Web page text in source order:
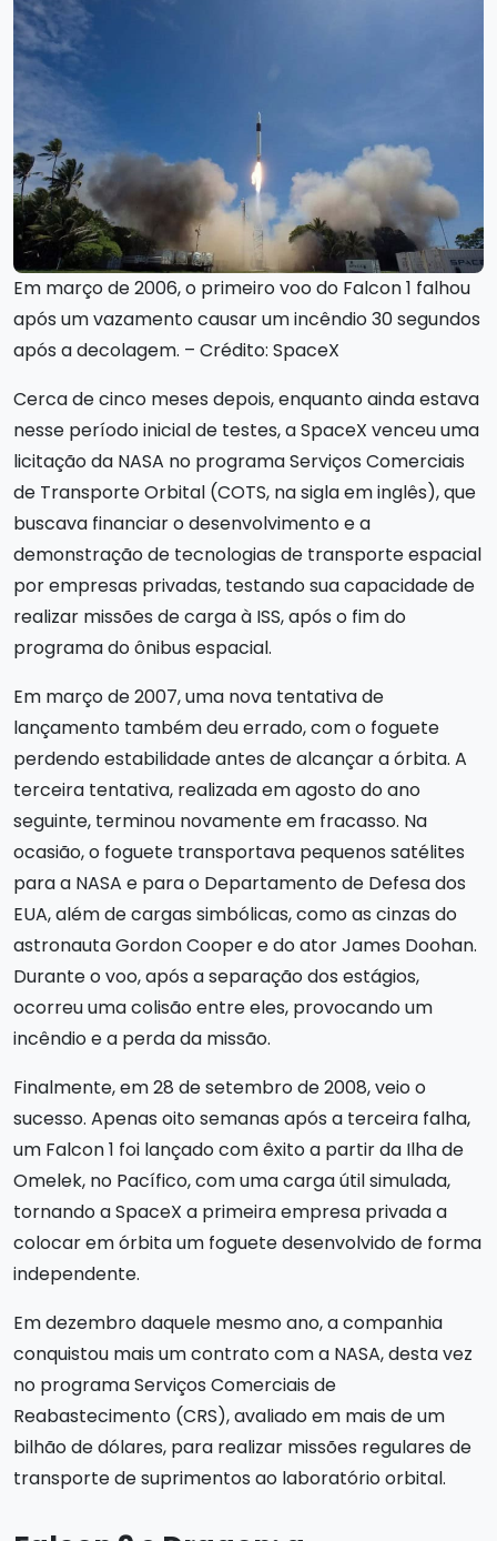
Em março de 2006, o primeiro voo do Falcon 1 falhou
após um vazamento causar um incêndio 30 segundos
após a decolagem. – Crédito: SpaceX
Cerca de cinco meses depois, enquanto ainda estava
nesse período inicial de testes, a SpaceX venceu uma
licitação da NASA no programa Serviços Comerciais
de Transporte Orbital (COTS, na sigla em inglês), que
buscava financiar o desenvolvimento e a
demonstração de tecnologias de transporte espacial
por empresas privadas, testando sua capacidade de
realizar missões de carga à ISS, após o fim do
programa do ônibus espacial.
Em março de 2007, uma nova tentativa de
lançamento também deu errado, com o foguete
perdendo estabilidade antes de alcançar a órbita. A
terceira tentativa, realizada em agosto do ano
seguinte, terminou novamente em fracasso. Na
ocasião, o foguete transportava pequenos satélites
para a NASA e para o Departamento de Defesa dos
EUA, além de cargas simbólicas, como as cinzas do
astronauta Gordon Cooper e do ator James Doohan.
Durante o voo, após a separação dos estágios,
ocorreu uma colisão entre eles, provocando um
incêndio e a perda da missão.
Finalmente, em 28 de setembro de 2008, veio o
sucesso. Apenas oito semanas após a terceira falha,
um Falcon 1 foi lançado com êxito a partir da Ilha de
Omelek, no Pacífico, com uma carga útil simulada,
tornando a SpaceX a primeira empresa privada a
colocar em órbita um foguete desenvolvido de forma
independente.
Em dezembro daquele mesmo ano, a companhia
conquistou mais um contrato com a NASA, desta vez
no programa Serviços Comerciais de
Reabastecimento (CRS), avaliado em mais de um
bilhão de dólares, para realizar missões regulares de
transporte de suprimentos ao laboratório orbital.